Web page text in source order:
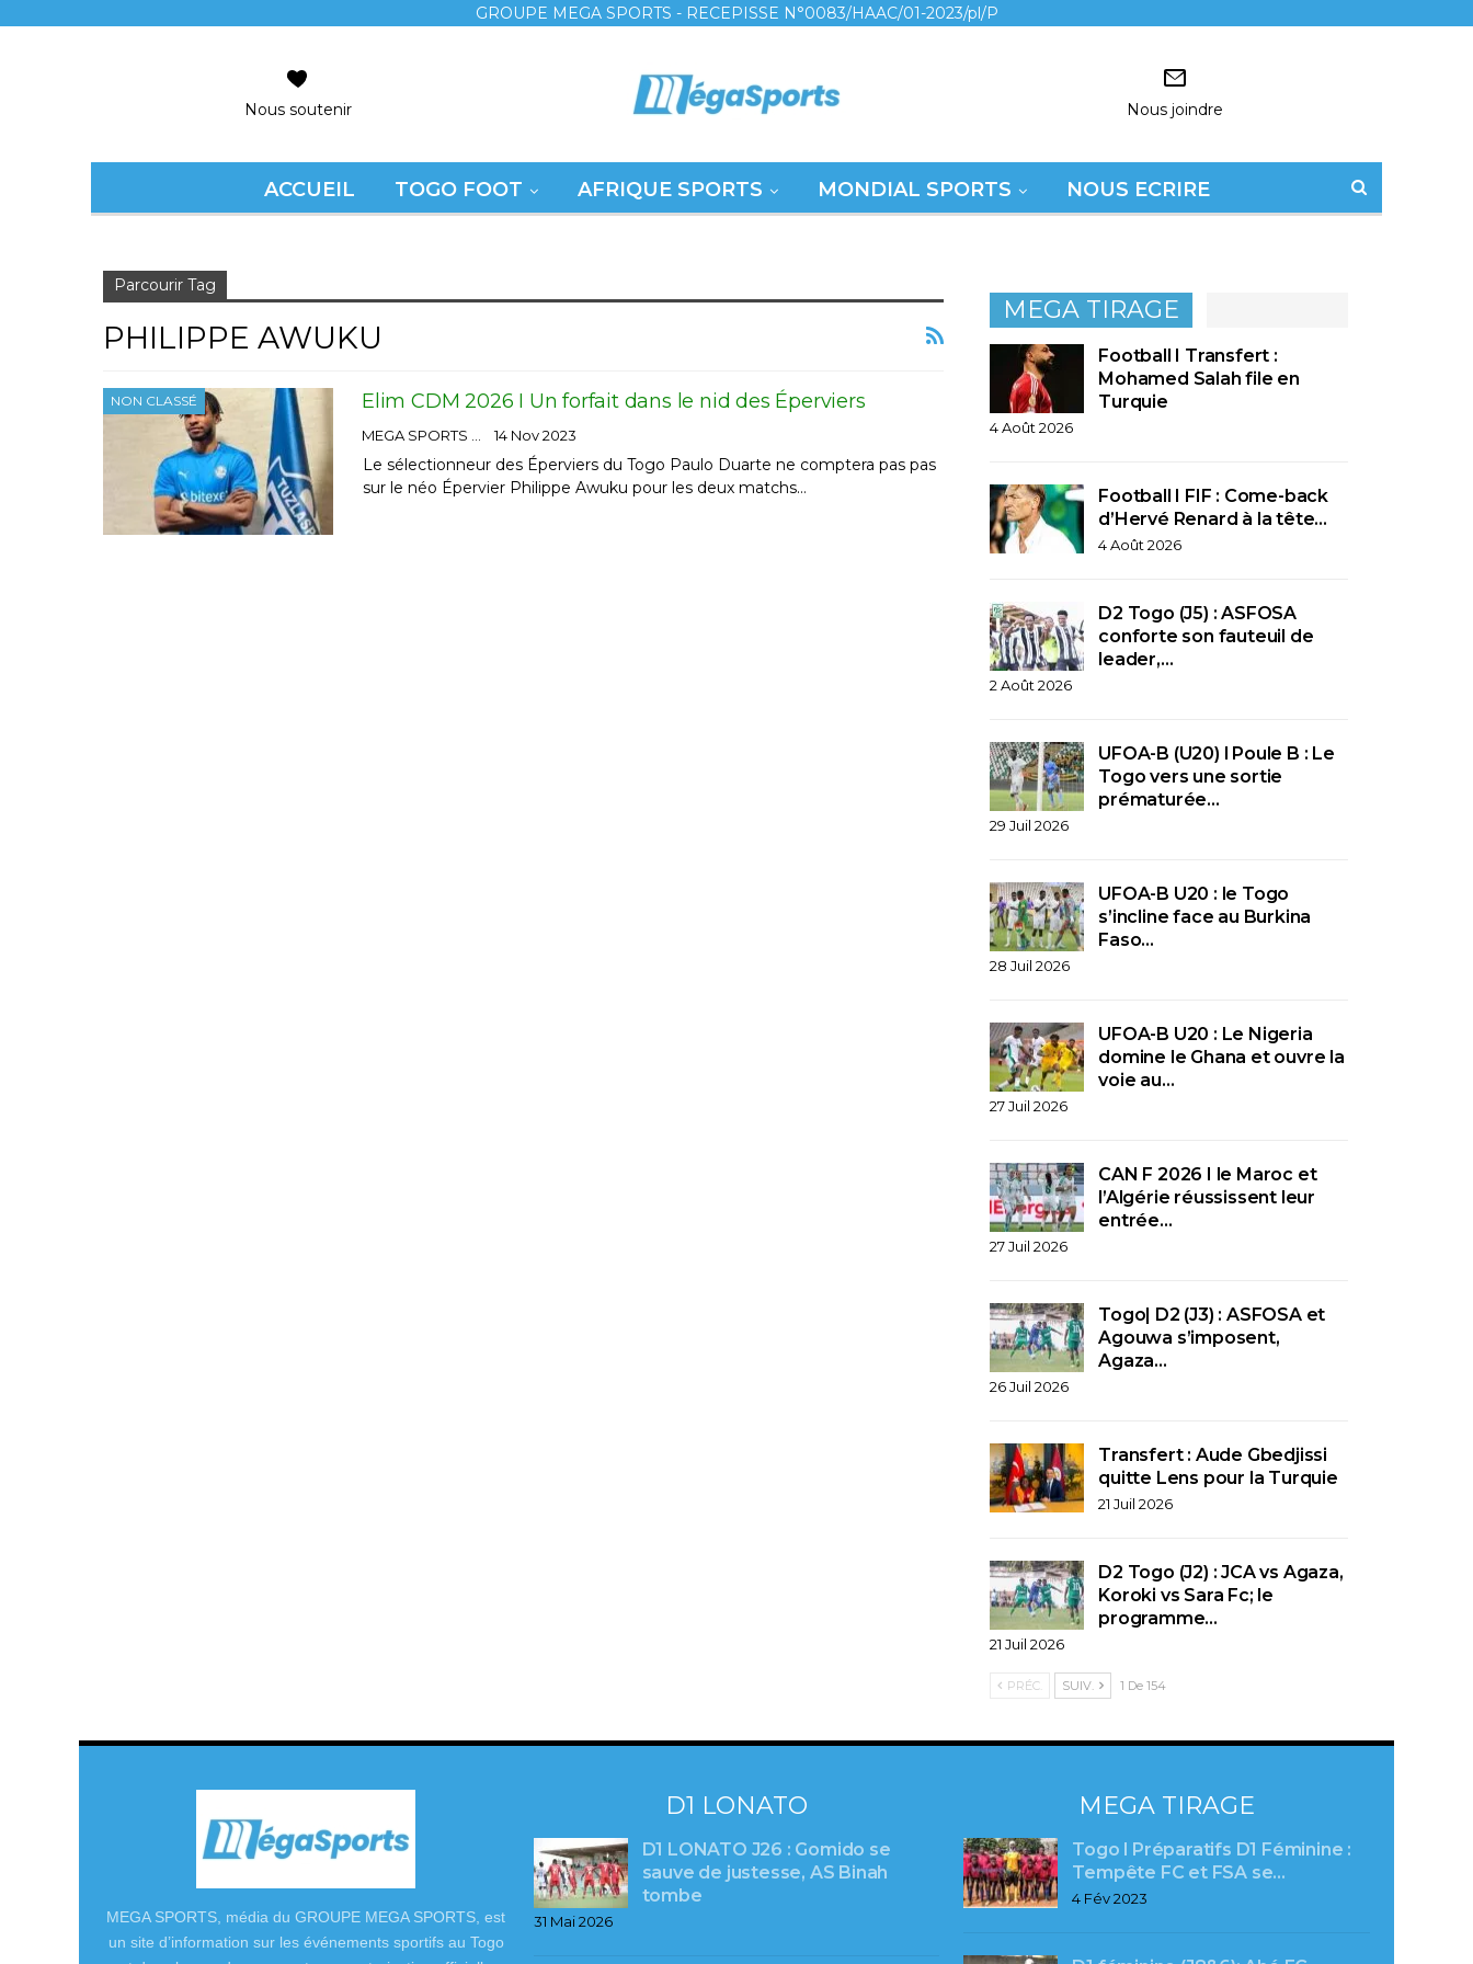
GROUPE MEGA SPORTS - RECEPISSE N°0083/HAAC/01-2023/pl/P
Nous soutenir Nous joindre
ACCUEIL TOGO FOOT AFRIQUE SPORTS MONDIAL SPORTS NOUS ECRIRE
Parcourir Tag
PHILIPPE AWUKU
NON CLASSÉ Elim CDM 2026 I Un forfait dans le nid des Éperviers
14 Nov 2023
Le sélectionneur des Éperviers du Togo Paulo Duarte ne comptera pas pas
sur le néo Épervier Philippe Awuku pour les deux matchs…
MEGA TIRAGE
Football I Transfert :
Mohamed Salah file en
Turquie
4 Août 2026
Football I FIF : Come-back
d’Hervé Renard à la tête…
4 Août 2026
D2 Togo (J5) : ASFOSA
conforte son fauteuil de
leader,…
2 Août 2026
UFOA-B (U20) l Poule B : Le
Togo vers une sortie
prématurée…
29 Juil 2026
UFOA-B U20 : le Togo
s’incline face au Burkina
Faso…
28 Juil 2026
UFOA-B U20 : Le Nigeria
domine le Ghana et ouvre la
voie au…
27 Juil 2026
CAN F 2026 I le Maroc et
l’Algérie réussissent leur
entrée…
27 Juil 2026
Togo| D2 (J3) : ASFOSA et
Agouwa s’imposent,
Agaza…
26 Juil 2026
Transfert : Aude Gbedjissi
quitte Lens pour la Turquie
21 Juil 2026
D2 Togo (J2) : JCA vs Agaza,
Koroki vs Sara Fc; le
programme…
21 Juil 2026
PRÉC. SUIV. 1 De 154
MEGA SPORTS, média du GROUPE MEGA SPORTS, est
un site d’information sur les événements sportifs au Togo
D1 LONATO
D1 LONATO J26 : Gomido se
sauve de justesse, AS Binah
tombe
31 Mai 2026
MEGA TIRAGE
Togo l Préparatifs D1 Féminine :
Tempête FC et FSA se…
4 Fév 2023